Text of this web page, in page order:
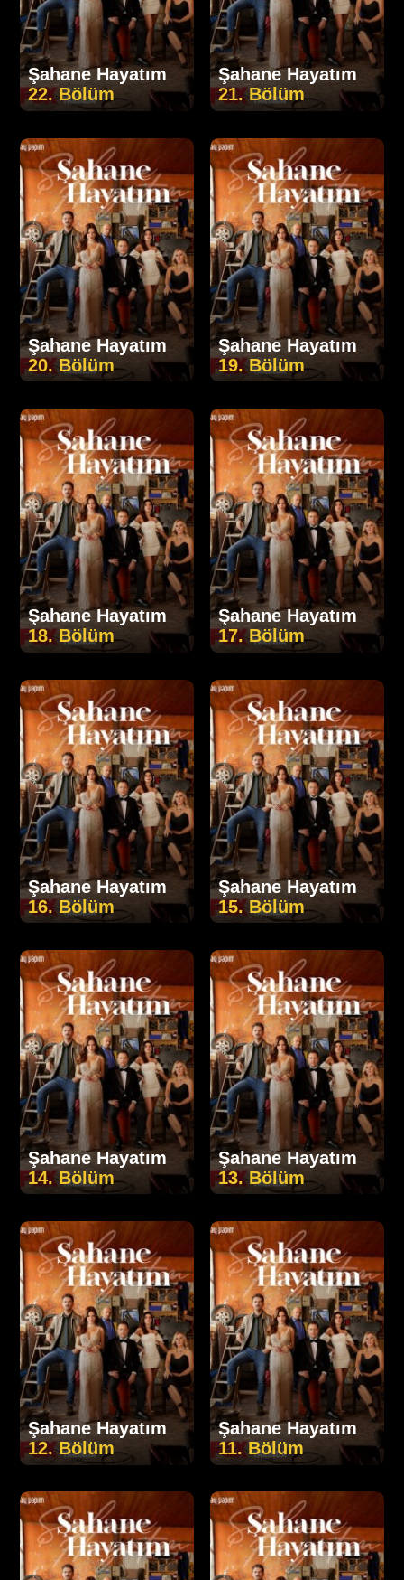
Şahane Hayatım
22. Bölüm
Şahane Hayatım
21. Bölüm
Şahane Hayatım
20. Bölüm
Şahane Hayatım
19. Bölüm
Şahane Hayatım
18. Bölüm
Şahane Hayatım
17. Bölüm
Şahane Hayatım
16. Bölüm
Şahane Hayatım
15. Bölüm
Şahane Hayatım
14. Bölüm
Şahane Hayatım
13. Bölüm
Şahane Hayatım
12. Bölüm
Şahane Hayatım
11. Bölüm